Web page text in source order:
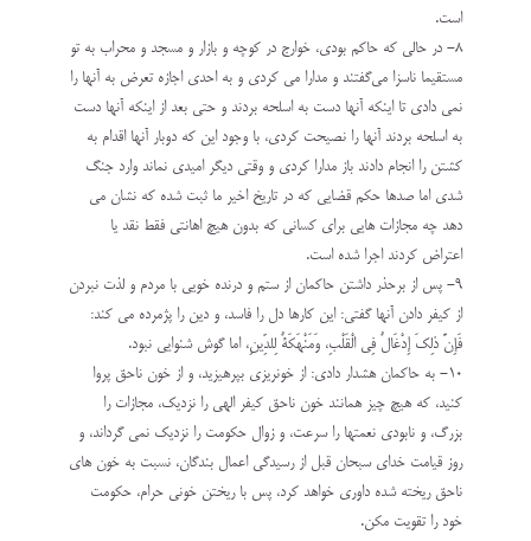
است.
۸- در حالی که حاکم بودی، خوارج در کوچه و بازار و مسجد و محراب به تو
مستقیما ناسزا می‌گفتند و مدارا می کردی و به احدی اجازه تعرض به آنها را
نمی دادی تا اینکه آنها دست به اسلحه بردند و حتی بعد از اینکه آنها دست
به اسلحه بردند آنها را نصیحت کردی، با وجود این که دوبار آنها اقدام به
کشتن را انجام دادند باز مدارا کردی و وقتی دیگر امیدی نماند وارد جنگ
شدی اما صدها حکم قضایی که در تاریخ اخیر ما ثبت شده که نشان می
دهد چه مجازات هایی برای کسانی که بدون هیچ اهانتی فقط نقد یا
اعتراض کردند اجرا شده است.
۹- پس از برحذر داشتن حاکمان از ستم و درنده خویی با مردم و لذت نبردن
از کیفر دادن آنها گفتی: این کارها دل را فاسد، و دين را پژمرده می کند:
فَإِنَّ ذلِکَ إِدْغَالٌ فِي الْقَلْبِ، وَمَنْهَکَةٌ لِلدِّينِ، اما گوش شنوایی نبود.
۱۰- به حاکمان هشدار دادی: از خونریزی بپرهيزید، و از خون ناحق پروا
کنید، که هيچ چيز همانند خون ناحق کيفر الهي را نزديک، مجازات را
بزرگ، و نابودي نعمتها را سرعت، و زوال حکومت را نزديک نمي‏ گرداند، و
روز قيامت خداي سبحان قبل از رسيدگي اعمال بندگان، نسبت به خون هاي
ناحق ريخته‏ شده داوري خواهد کرد، پس با ريختن خوني حرام، حکومت
خود را تقويت مکن.